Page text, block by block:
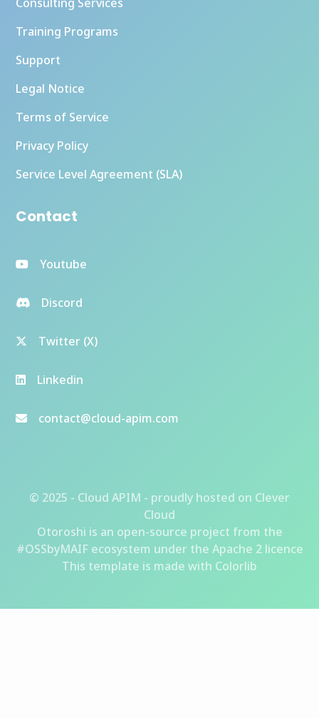
Training Programs
Support
Legal Notice
Terms of Service
Privacy Policy
Service Level Agreement (SLA)
Contact
Youtube
Discord
Twitter (X)
Linkedin
contact@cloud-apim.com
© 2025 - Cloud APIM - proudly hosted on Clever
Cloud
Otoroshi is an open-source project from the
#OSSbyMAIF ecosystem under the Apache 2 licence
This template is made with Colorlib